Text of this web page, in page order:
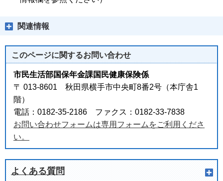
関連情報
このページに関するお問い合わせ
市民生活部国保年金課国民健康保険係
〒 013-8601 秋田県横手市中央町8番2号（本庁舎1
階）
電話：0182-35-2186 ファクス：0182-33-7838
お問い合わせフォームは専用フォームをご利用くださ
い。
よくある質問